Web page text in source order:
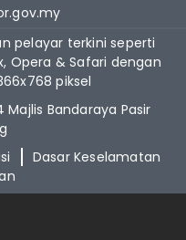
pelayar terkini seperti
Opera & Safari dengan
piksel
Bandaraya Pasir
Dasar Keselamatan